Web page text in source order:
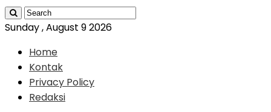
Sunday , August 9 2026
Home
Kontak
Privacy Policy
Redaksi